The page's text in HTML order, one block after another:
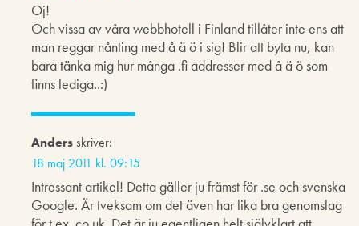
Oj!
Och vissa av våra webbhotell i Finland tillåter inte ens att
man reggar nånting med å ä ö i sig! Blir att byta nu, kan
bara tänka mig hur många .fi addresser med å ä ö som
finns lediga..:)
Andersskriver:
18 maj 2011 kl. 09:15
Intressant artikel! Detta gäller ju främst för .se och svenska
Google. Är tveksam om det även har lika bra genomslag